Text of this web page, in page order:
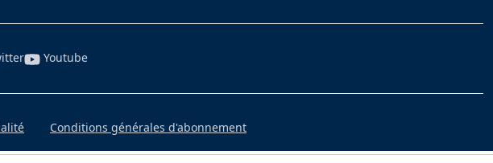
Youtube
Conditions générales d'abonnement